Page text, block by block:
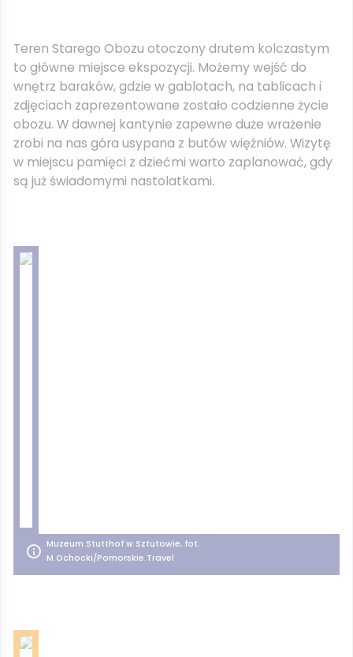
Teren Starego Obozu otoczony drutem kolczastym
to główne miejsce ekspozycji. Możemy wejść do
wnętrz baraków, gdzie w gablotach, na tablicach i
zdjęciach zaprezentowane zostało codzienne życie
obozu. W dawnej kantynie zapewne duże wrażenie
zrobi na nas góra usypana z butów więźniów. Wizytę
w miejscu pamięci z dziećmi warto zaplanować, gdy
są już świadomymi nastolatkami.
Muzeum Stutthof w Sztutowie, fot.
M.Ochocki/Pomorskie.Travel